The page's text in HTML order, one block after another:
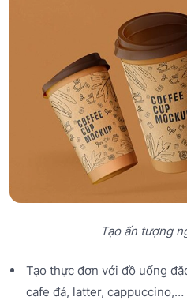
Tạo ấn tượng
Tạo thực đơn với đồ uống
cafe đá, latter,